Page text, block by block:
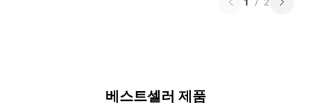
베스트셀러 제품